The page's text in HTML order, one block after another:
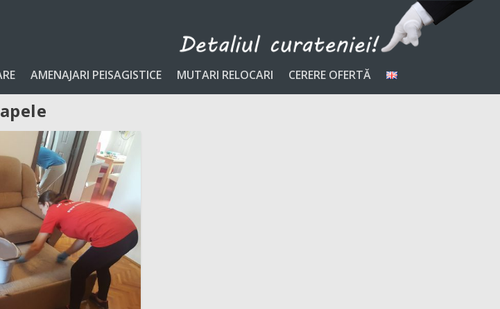
AMENAJARI PEISAGISTICE MUTARI RELOCARI CERERE OFERTĂ